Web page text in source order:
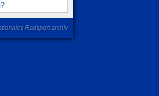
Radsport archiv